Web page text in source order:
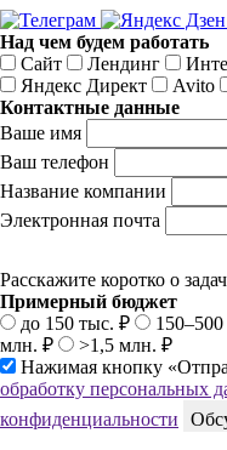
Над чем будем работать
Сайт
Лендинг
Яндекс Директ
Avito
Контактные данные
Ваше имя
Ваш телефон
Название компании
Электронная почта
Расскажите коротко о
Примерный бюджет
до 150 тыс. ₽
млн. ₽
>1,5 млн. ₽
Нажимая кнопку
обработку персональных
конфиденциальности